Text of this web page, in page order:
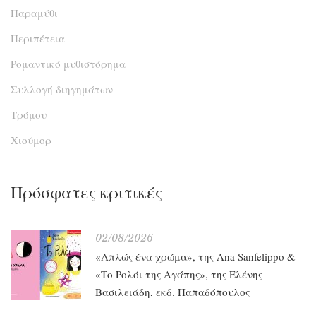
Παραμύθι
Περιπέτεια
Ρομαντικό μυθιστόρημα
Συλλογή διηγημάτων
Τρόμου
Χιούμορ
Πρόσφατες κριτικές
02/08/2026
«Απλώς ένα χρώμα», της Ana Sanfelippo &
«Το Ρολόι της Αγάπης», της Ελένης
Βασιλειάδη, εκδ. Παπαδόπουλος